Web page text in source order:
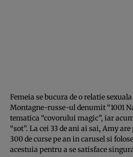
Femeia se bucura de o relatie
Montagne-russe-ul denumit “1001
tematica “covorului magic”, iar
“sot”. La cei 33 de ani ai sai, Amy
300 de curse pe an in carusel si
acestuia pentru a se satisface